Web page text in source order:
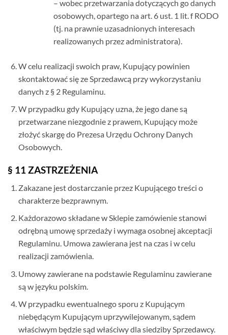
– wobec przetwarzania dotyczących go danych
osobowych, opartego na art. 6 ust. 1 lit. f RODO
(tj. na prawnie uzasadnionych interesach
realizowanych przez administratora).
W celu realizacji swoich praw, Kupujący powinien
skontaktować się ze Sprzedawcą przy wykorzystaniu
danych z § 2 Regulaminu.
W przypadku gdy Kupujący uzna, że jego dane są
przetwarzane niezgodnie z prawem, Kupujący może
złożyć skargę do Prezesa Urzędu Ochrony Danych
Osobowych.
§ 11 ZASTRZEŻENIA
Zakazane jest dostarczanie przez Kupującego treści o
charakterze bezprawnym.
Każdorazowo składane w Sklepie zamówienie stanowi
odrębną umowę sprzedaży i wymaga osobnej akceptacji
Regulaminu. Umowa zawierana jest na czas i w celu
realizacji zamówienia.
Umowy zawierane na podstawie Regulaminu zawierane
są w języku polskim.
W przypadku ewentualnego sporu z Kupującym
niebędącym Kupującym uprzywilejowanym, sądem
właściwym będzie sąd właściwy dla siedziby Sprzedawcy.